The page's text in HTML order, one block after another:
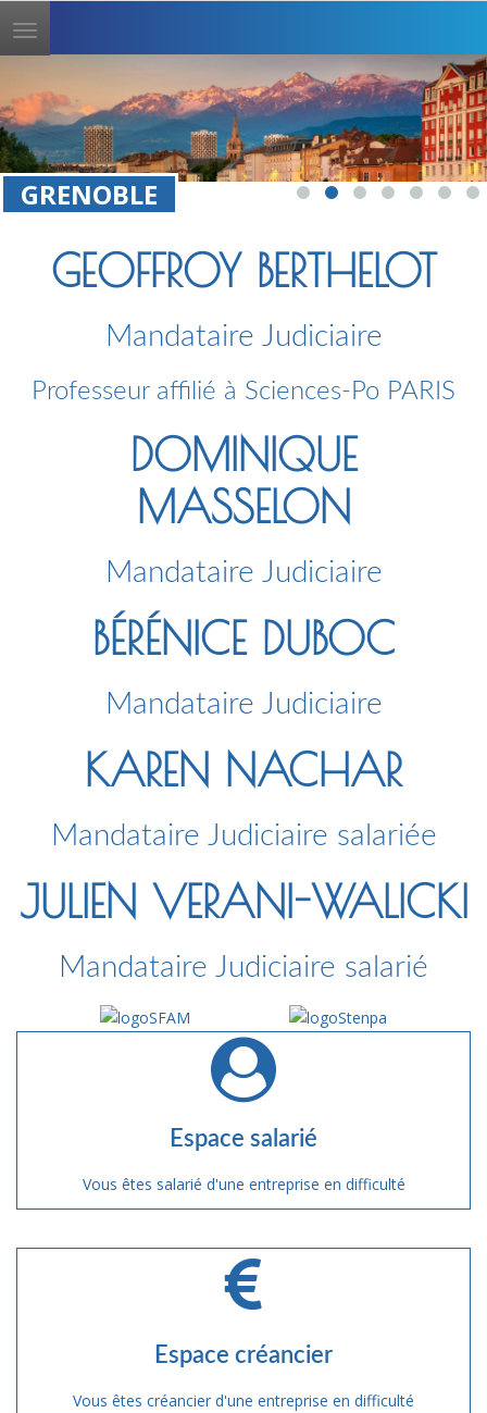
Toggle
navigation
GRENOBLE
GEOFFROY BERTHELOT
Mandataire Judiciaire
Professeur affilié à Sciences-Po PARIS
DOMINIQUE
MASSELON
Mandataire Judiciaire
BÉRÉNICE DUBOC
Mandataire Judiciaire
KAREN NACHAR
Mandataire Judiciaire salariée
JULIEN VERANI-WALICKI
Mandataire Judiciaire salarié
Espace salarié
Vous êtes salarié d'une entreprise en difficulté
Espace créancier
Vous êtes créancier d'une entreprise en difficulté